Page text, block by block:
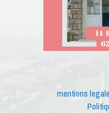
mentions